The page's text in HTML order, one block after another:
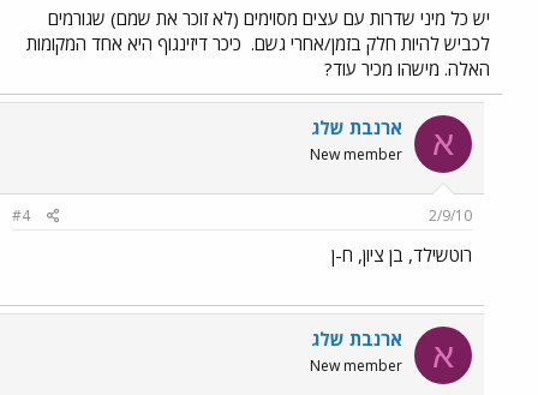
יש כל מיני שדרות עם עצים מסוימים (לא זוכר את שמם) שגורמים
לכביש להיות חלק בזמן/אחרי גשם. כיכר דיזינגוף היא אחד המקומות
האלה. מישהו מכיר עוד?
א ארנבת שלג
New member
2/9/10
#4
רוטשילד, בן ציון, ח-ן
א ארנבת שלג
New member